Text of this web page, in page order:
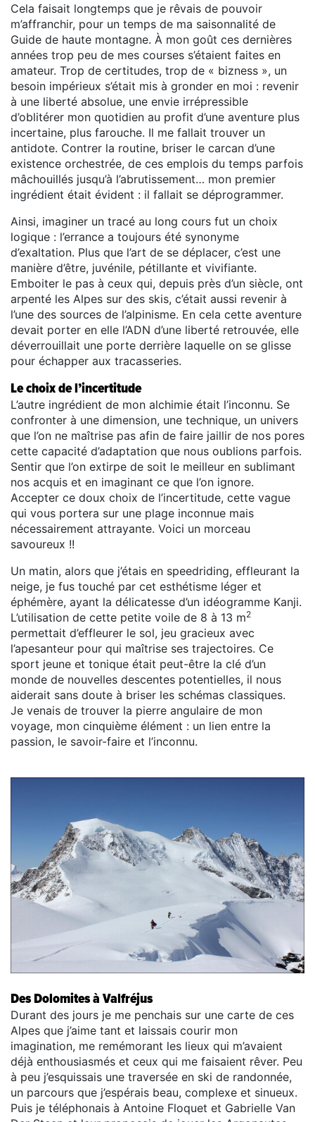
Cela faisait longtemps que je rêvais de pouvoir
m’affranchir, pour un temps de ma saisonnalité de
Guide de haute montagne. À mon goût ces dernières
années trop peu de mes courses s’étaient faites en
amateur. Trop de certitudes, trop de « bizness », un
besoin impérieux s’était mis à gronder en moi : revenir
à une liberté absolue, une envie irrépressible
d’oblitérer mon quotidien au profit d’une aventure plus
incertaine, plus farouche. Il me fallait trouver un
antidote. Contrer la routine, briser le carcan d’une
existence orchestrée, de ces emplois du temps parfois
mâchouillés jusqu’à l’abrutissement… mon premier
ingrédient était évident : il fallait se déprogrammer.
Ainsi, imaginer un tracé au long cours fut un choix
logique : l’errance a toujours été synonyme
d’exaltation. Plus que l’art de se déplacer, c’est une
manière d’être, juvénile, pétillante et vivifiante.
Emboiter le pas à ceux qui, depuis près d’un siècle, ont
arpenté les Alpes sur des skis, c’était aussi revenir à
l’une des sources de l’alpinisme. En cela cette aventure
devait porter en elle l’ADN d’une liberté retrouvée, elle
déverrouillait une porte derrière laquelle on se glisse
pour échapper aux tracasseries.
Le choix de l’incertitude
L’autre ingrédient de mon alchimie était l’inconnu. Se
confronter à une dimension, une technique, un univers
que l’on ne maîtrise pas afin de faire jaillir de nos pores
cette capacité d’adaptation que nous oublions parfois.
Sentir que l’on extirpe de soit le meilleur en sublimant
nos acquis et en imaginant ce que l’on ignore.
Accepter ce doux choix de l’incertitude, cette vague
qui vous portera sur une plage inconnue mais
nécessairement attrayante. Voici un morceau
savoureux !!
Un matin, alors que j’étais en speedriding, effleurant la
neige, je fus touché par cet esthétisme léger et
éphémère, ayant la délicatesse d’un idéogramme Kanji.
L’utilisation de cette petite voile de 8 à 13 m2
permettait d’effleurer le sol, jeu gracieux avec
l’apesanteur pour qui maîtrise ses trajectoires. Ce
sport jeune et tonique était peut-être la clé d’un
monde de nouvelles descentes potentielles, il nous
aiderait sans doute à briser les schémas classiques.
Je venais de trouver la pierre angulaire de mon
voyage, mon cinquième élément : un lien entre la
passion, le savoir-faire et l’inconnu.
Des Dolomites à Valfréjus
Durant des jours je me penchais sur une carte de ces
Alpes que j’aime tant et laissais courir mon
imagination, me remémorant les lieux qui m’avaient
déjà enthousiasmés et ceux qui me faisaient rêver. Peu
à peu j’esquissais une traversée en ski de randonnée,
un parcours que j’espérais beau, complexe et sinueux.
Puis je téléphonais à Antoine Floquet et Gabrielle Van